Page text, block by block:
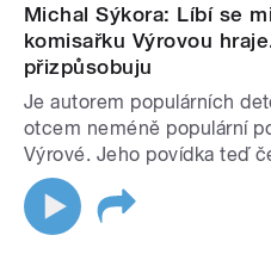
Michal Sýkora: Líbí se
komisařku Výrovou
přizpůsobuju
Je autorem populárních
otcem neméně populární
Výrové. Jeho povídka teď